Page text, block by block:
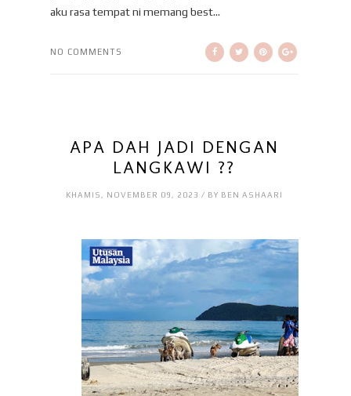
aku rasa tempat ni memang best...
NO COMMENTS
APA DAH JADI DENGAN
LANGKAWI ??
KHAMIS, NOVEMBER 09, 2023 / BY BEN ASHAARI